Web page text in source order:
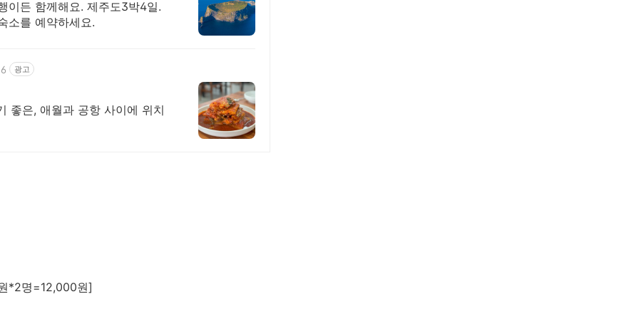
이든 함께해요. 제주도3박4일.
소를 예약하세요.
광고
좋은, 애월과 공항 사이에 위치
*2명=12,000원]